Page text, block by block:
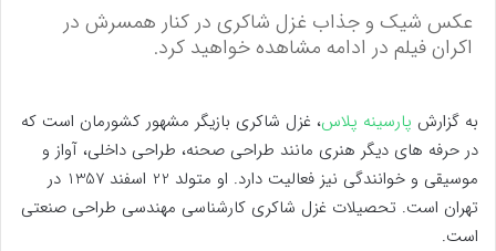
عکس شیک و جذاب غزل شاکری در کنار همسرش در
اکران فیلم در ادامه مشاهده خواهید کرد.
به گزارش پارسینه پلاس، غزل شاکری بازیگر مشهور کشورمان است که
در حرفه های دیگر هنری مانند طراحی صحنه، طراحی داخلی، آواز و
موسیقی و خوانندگی نیز فعالیت دارد. او متولد 22 اسفند 1357 در
تهران است. تحصیلات غزل شاکری کارشناسی مهندسی طراحی صنعتی
است.